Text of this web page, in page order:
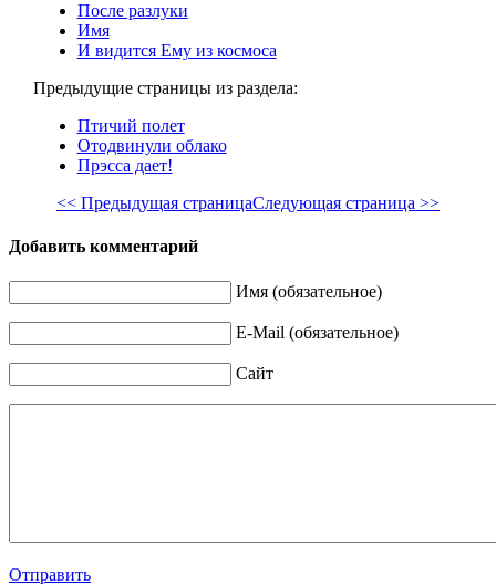
После разлуки
Имя
И видится Ему из космоса
Предыдущие страницы из раздела:
Птичий полет
Отодвинули облако
Прэсса дает!
<< Предыдущая страницаСледующая страница >>
Добавить комментарий
Имя (обязательное)
E-Mail (обязательное)
Сайт
Отправить